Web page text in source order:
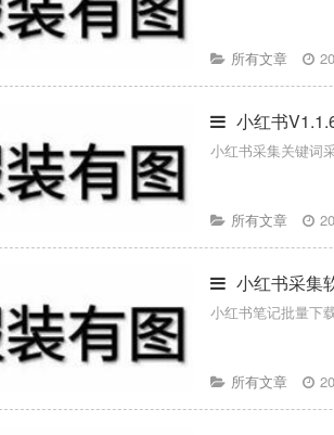
所有文章
小红书
小红书采集关键词
所有文章
小红书采集
小红书笔记批量下
所有文章